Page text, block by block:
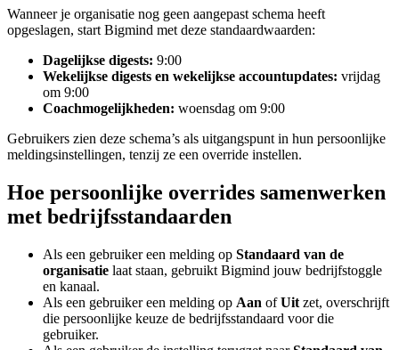
Wanneer je organisatie nog geen aangepast schema heeft
opgeslagen, start Bigmind met deze standaardwaarden:
Dagelijkse digests: 9:00
Wekelijkse digests en wekelijkse accountupdates: vrijdag
om 9:00
Coachmogelijkheden: woensdag om 9:00
Gebruikers zien deze schema’s als uitgangspunt in hun persoonlijke
meldingsinstellingen, tenzij ze een override instellen.
Hoe persoonlijke overrides samenwerken
met bedrijfsstandaarden
Als een gebruiker een melding op Standaard van de
organisatie laat staan, gebruikt Bigmind jouw bedrijfstoggle
en kanaal.
Als een gebruiker een melding op Aan ofUit zet, overschrijft
die persoonlijke keuze de bedrijfsstandaard voor die
gebruiker.